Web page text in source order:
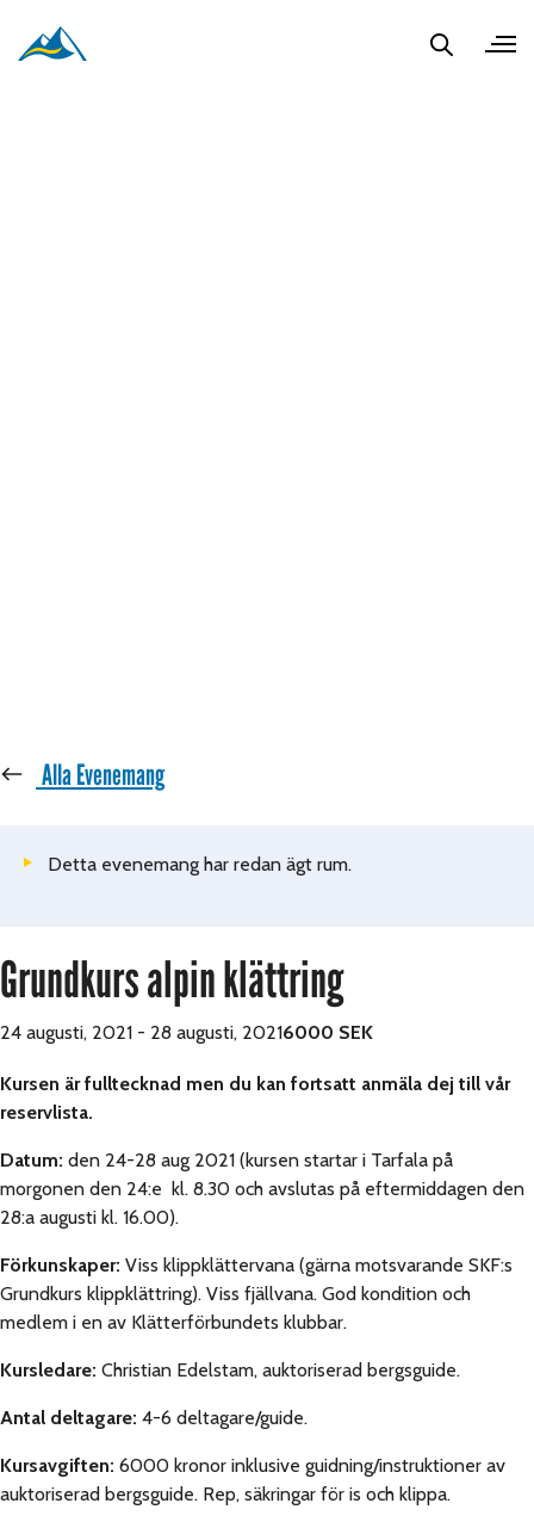
« Alla Evenemang
Detta evenemang har redan ägt rum.
Grundkurs alpin klättring
24 augusti, 2021 - 28 augusti, 20216000 SEK
Kursen är fulltecknad men du kan fortsatt anmäla dej till vår
reservlista.
Datum: den 24-28 aug 2021 (kursen startar i Tarfala på
morgonen den 24:e kl. 8.30 och avslutas på eftermiddagen den
28:a augusti kl. 16.00).
Förkunskaper: Viss klippklättervana (gärna motsvarande SKF:s
Grundkurs klippklättring). Viss fjällvana. God kondition och
medlem i en av Klätterförbundets klubbar.
Kursledare: Christian Edelstam, auktoriserad bergsguide.
Antal deltagare:4-6 deltagare/guide.
Kursavgiften: 6000 kronor inklusive guidning/instruktioner av
auktoriserad bergsguide. Rep, säkringar för is och klippa.